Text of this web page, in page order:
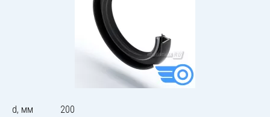
d, мм
200